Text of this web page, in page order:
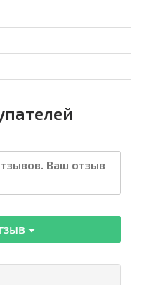
Ваш отзыв